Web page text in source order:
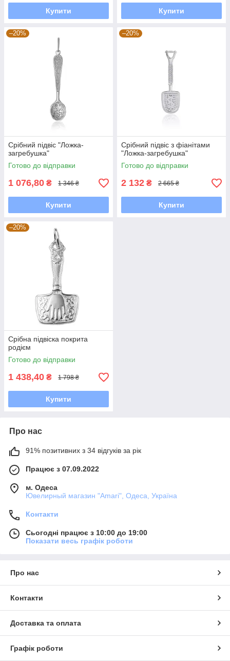
Купити Купити
–20%
Срібний підвіс "Ложка-
загребушка"
Готово до відправки
1 076,80 ₴ 1 346 ₴
Купити
–20%
Срібний підвіс з фіанітами
"Ложка-загребушка"
Готово до відправки
2 132 ₴ 2 665 ₴
Купити
–20%
Срібна підвіска покрита
родієм
Готово до відправки
1 438,40 ₴ 1 798 ₴
Купити
Про нас
91% позитивних з 34 відгуків за рік
Працює з 07.09.2022
м. Одеса
Ювелирный магазин "Amari", Одеса, Україна
Контакти
Сьогодні працює з 10:00 до 19:00
Показати весь графік роботи
Про нас
Контакти
Доставка та оплата
Графік роботи